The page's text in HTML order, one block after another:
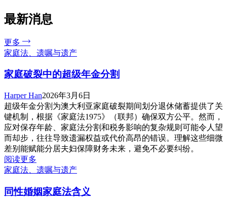
最新消息
更多
家庭法、遗嘱与遗产
家庭破裂中的超级年金分割
Harper Han2026年3月6日
超级年金分割为澳大利亚家庭破裂期间划分退休储蓄提供了关
键机制，根据《家庭法1975》（联邦）确保双方公平。然而，
应对保存年龄、家庭法分割和税务影响的复杂规则可能令人望
而却步，往往导致遗漏权益或代价高昂的错误。理解这些细微
差别能赋能分居夫妇保障财务未来，避免不必要纠纷。
阅读更多
家庭法、遗嘱与遗产
同性婚姻家庭法含义